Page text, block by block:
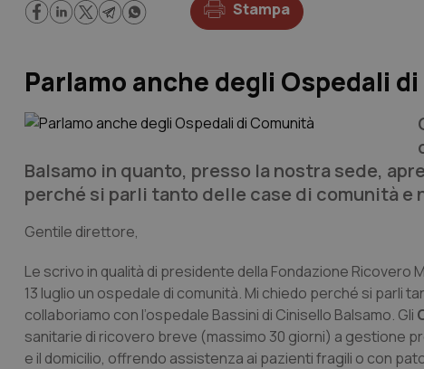
Stampa
Parlamo anche degli Ospedali
Balsamo in quanto, presso la nostra sede,
perché si parli tanto delle case di comunità e
Gentile direttore,
Le scrivo in qualità di presidente della Fondazione Ricovero
13 luglio un ospedale di comunità. Mi chiedo perché si parli
collaboriamo con l’ospedale Bassini di Cinisello Balsamo. Gli
sanitarie di ricovero breve (massimo 30 giorni) a gestione
e il domicilio, offrendo assistenza ai pazienti fragili o con